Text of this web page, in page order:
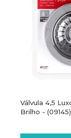
Válvula 4,5
Brilho -